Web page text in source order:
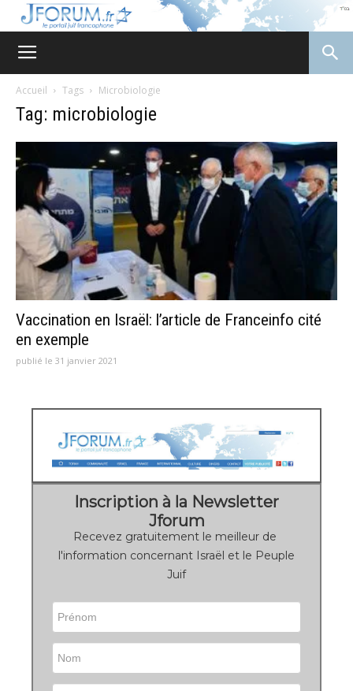
Accueil Tags Microbiologie
Tag: microbiologie
Vaccination en Israël: l’article de Franceinfo cité
en exemple
publié le 31 janvier 2021
Inscription à la Newsletter
Jforum
Recevez gratuitement le meilleur de
l'information concernant Israël et le Peuple
Juif